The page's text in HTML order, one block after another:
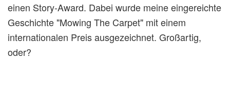
einen Story-Award. Dabei wurde meine eingereichte
Geschichte "Mowing The Carpet" mit einem
internationalen Preis ausgezeichnet. Großartig,
oder?